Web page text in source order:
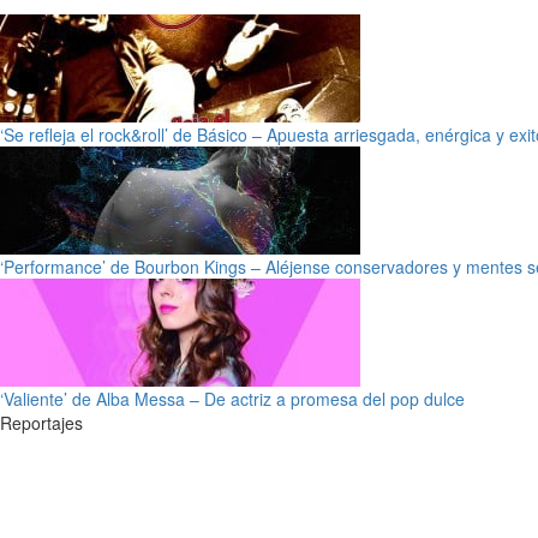
‘Se refleja el rock&roll’ de Básico – Apuesta arriesgada, enérgica y
‘Performance’ de Bourbon Kings – Aléjense conservadores y mentes
‘Valiente’ de Alba Messa – De actriz a promesa del pop dulce
Reportajes